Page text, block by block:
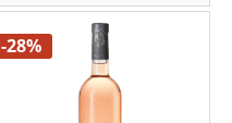
-28%